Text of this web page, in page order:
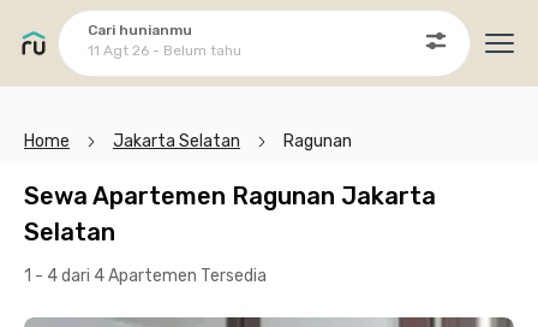
Cari hunianmu
11 Agt 26 - Belum tahu
Home Jakarta Selatan Ragunan
Sewa Apartemen Ragunan Jakarta
Selatan
1 - 4 dari 4 Apartemen Tersedia